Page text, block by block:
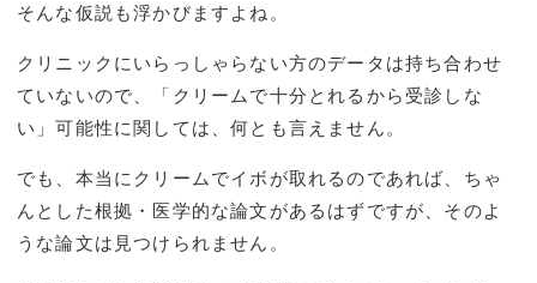
そんな仮説も浮かびますよね。
クリニックにいらっしゃらない方のデータは持ち合わせ
ていないので、「クリームで十分とれるから受診しな
い」可能性に関しては、何とも言えません。
でも、本当にクリームでイボが取れるのであれば、ちゃ
んとした根拠・医学的な論文があるはずですが、そのよ
うな論文は見つけられません。